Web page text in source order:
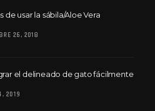
de usar la sábila/Aloe Vera
26, 2018
el delineado de gato fácilmente
2019